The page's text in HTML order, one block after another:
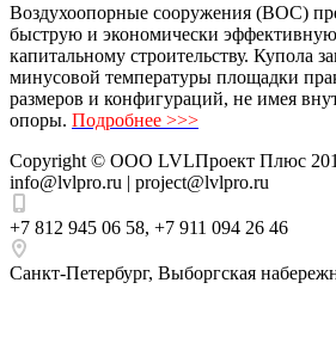
Воздухоопорные сооружения (ВОС)
быструю и экономически эффективную
капитальному строительству. Купола
минусовой температуры площадки
размеров и конфигураций, не имея
опоры. Подробнее >>>
Copyright © ООО LVLПроект Плюс
info@lvlpro.ru | project@lvlpro.ru
+7 812 945 06 58, +7 911 094 26 46
Санкт-Петербург, Выборгская